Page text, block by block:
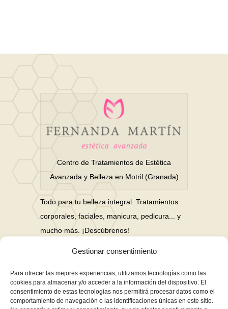
Gestionar consentimiento
Para ofrecer las mejores experiencias, utilizamos tecnologías como las
cookies para almacenar y/o acceder a la información del dispositivo. El
consentimiento de estas tecnologías nos permitirá procesar datos como el
comportamiento de navegación o las identificaciones únicas en este sitio.
Centro de Tratamientos de Estética
Avanzada y Belleza en Motril (Granada)
Todo para tu belleza integral. Tratamientos
corporales, faciales, manicura, pedicura... y
mucho más. ¡Descúbrenos!
Nuestras Redes Sociales
Financiación en hasta 3 años sin intereses